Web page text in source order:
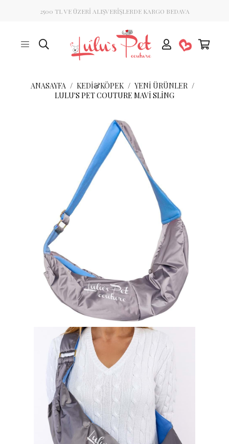
2500 TL VE ÜZERİ ALIŞVERİŞLERDE KARGO BEDAVA
ANASAYFA KEDİ&KÖPEK
YENI ÜRÜNLER
LULU'S PET COUTURE MAVI SLING